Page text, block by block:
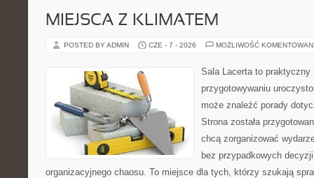
MIEJSCA Z KLIMATEM
POSTED BY ADMIN CZE - 7 - 2026 MOŻLIWOŚĆ
Sala Lacerta to praktyczny
przygotowywaniu
może znaleźć porady
Strona została
chcą zorganizować
bez przypadkowych
organizacyjnego chaosu. To miejsce dla tych, którzy szukają